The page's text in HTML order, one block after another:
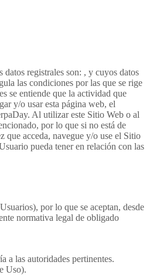
registrales son: , y cuyos datos
las condiciones por las que se rige
se entiende que la actividad que
y/o usar esta página web, el
Al utilizar este Sitio Web o al
por lo que si no está de
que acceda, navegue y/o use el Sitio
pueda tener en relación con las
por lo que se aceptan, desde
normativa legal de obligado
a las autoridades pertinentes.
Uso).